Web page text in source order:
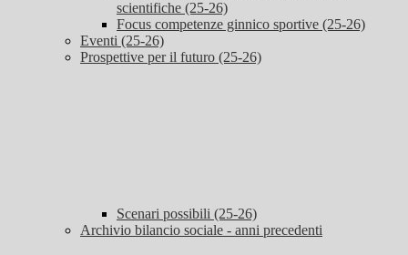
scientifiche (25-26)
Focus competenze ginnico sportive (25-26)
Eventi (25-26)
Prospettive per il futuro (25-26)
Scenari possibili (25-26)
Archivio bilancio sociale - anni precedenti